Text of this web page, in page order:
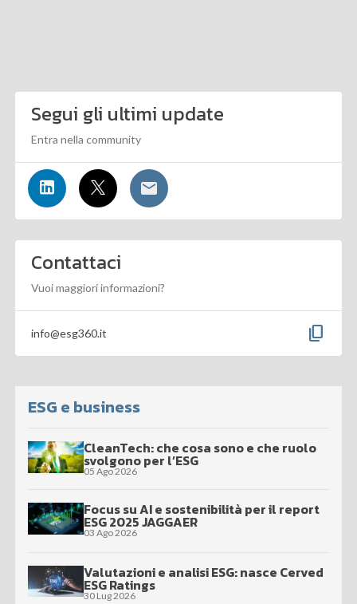
Segui gli ultimi update
Entra nella community
Contattaci
Vuoi maggiori informazioni?
info@esg360.it content_copy
ESG e business
CleanTech: che cosa sono e che ruolo
svolgono per l’ESG
05 Ago 2026
Focus su AI e sostenibilità per il report
ESG 2025 JAGGAER
03 Ago 2026
Valutazioni e analisi ESG: nasce Cerved
ESG Ratings
30 Lug 2026